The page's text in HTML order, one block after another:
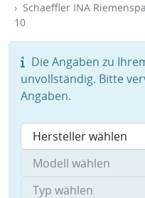
Schaeffler INA
10
Die Angaben zu
unvollständig. Bitte
Angaben.